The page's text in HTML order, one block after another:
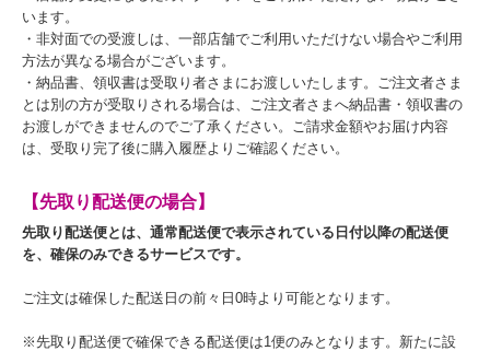
います。
・非対面での受渡しは、一部店舗でご利用いただけない場合やご利用
方法が異なる場合がございます。
・納品書、領収書は受取り者さまにお渡しいたします。ご注文者さま
とは別の方が受取りされる場合は、ご注文者さまへ納品書・領収書の
お渡しができませんのでご了承ください。ご請求金額やお届け内容
は、受取り完了後に購入履歴よりご確認ください。
【先取り配送便の場合】
先取り配送便とは、通常配送便で表示されている日付以降の配送便
を、確保のみできるサービスです。
ご注文は確保した配送日の前々日0時より可能となります。
※先取り配送便で確保できる配送便は1便のみとなります。新たに設